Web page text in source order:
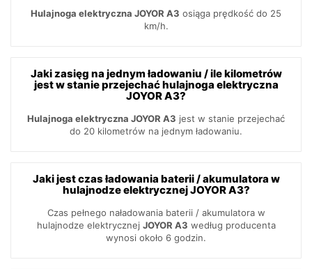
Hulajnoga elektryczna JOYOR A3 osiąga prędkość do 25
km/h.
Jaki zasięg na jednym ładowaniu / ile kilometrów
jest w stanie przejechać hulajnoga elektryczna
JOYOR A3?
Hulajnoga elektryczna JOYOR A3 jest w stanie przejechać
do 20 kilometrów na jednym ładowaniu.
Jaki jest czas ładowania baterii / akumulatora w
hulajnodze elektrycznej JOYOR A3?
Czas pełnego naładowania baterii / akumulatora w
hulajnodze elektrycznej JOYOR A3 według producenta
wynosi około 6 godzin.